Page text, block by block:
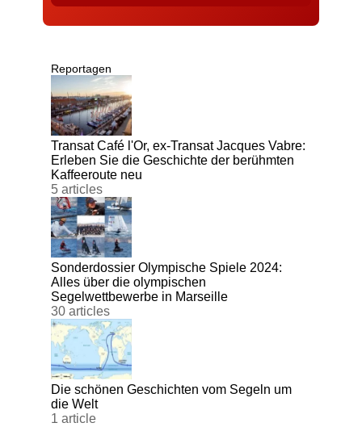
Reportagen
Transat Café l'Or, ex-Transat Jacques Vabre:
Erleben Sie die Geschichte der berühmten
Kaffeeroute neu
5 articles
Sonderdossier Olympische Spiele 2024:
Alles über die olympischen
Segelwettbewerbe in Marseille
30 articles
Die schönen Geschichten vom Segeln um
die Welt
1 article